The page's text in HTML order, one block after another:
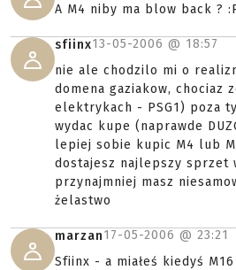
A M4 niby ma blow back ?
sfiinx13-05-2006 @ 18:57
nie ale chodzilo mi o
domena gaziakow, chociaz
elektrykach - PSG1) poza
wydac kupe (naprawde
lepiej sobie kupic M4 lub
dostajesz najlepszy sprzet
przynajmniej masz
żelastwo
marzan17-05-2006 @ 23:21
Sfiinx - a miałeś kiedyś M16